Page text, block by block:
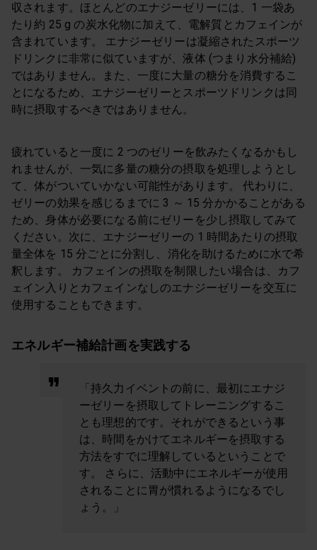
収されます。ほとんどのエナジーゼリーには、1 一袋あ
たり約 25 g の炭水化物に加えて、電解質とカフェインが
含まれています。 エナジーゼリーは凝縮されたスポーツ
ドリンクに非常に似ていますが、液体 (つまり水分補給)
ではありません。また、一度に大量の糖分を消費するこ
とになるため、エナジーゼリーとスポーツドリンクは同
時に摂取するべきではありません。
疲れていると一度に 2 つのゼリーを飲みたくなるかもし
れませんが、一気に多量の糖分の摂取を処理しようとし
て、体がついていかない可能性があります。 代わりに、
ゼリーの効果を感じるまでに 3 ～ 15 分かかることがある
ため、身体が必要になる前にゼリーを少し摂取してみて
ください。次に、エナジーゼリーの 1 時間あたりの摂取
量全体を 15 分ごとに分割し、消化を助けるために水で希
釈します。 カフェインの摂取を制限したい場合は、カフ
ェイン入りとカフェインなしのエナジーゼリーを交互に
使用することもできます。
エネルギー補給計画を実践する
「持久力イベントの前に、最初にエナジ
ーゼリーを摂取してトレーニングするこ
とも理想的です。それができるという事
は、時間をかけてエネルギーを摂取する
方法をすでに理解しているということで
す。 さらに、活動中にエネルギーが使用
されることに胃が慣れるようになるでし
ょう。」